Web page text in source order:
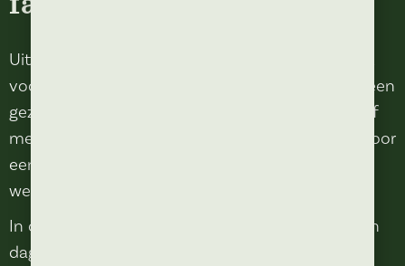
Uit eten in Kaatsheuvel is bij
voor iedere gelegenheid. Of je nu met vrienden een
gezellige avond plant, met familie samenkomt of
met collega’s een diner organiseert, wij zorgen voor
een ontspannen sfeer waarin iedereen zich
welkom voelt.
In ons gezellige restaurant in Kaatsheuvel is geen
dag hetzelfde. De combinatie van goed eten,